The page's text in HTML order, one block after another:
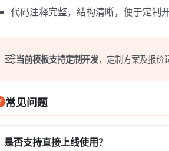
代码注释完整，结构清晰，便于定制
当前模板支持定制开发，定制方案及报价
常见问题
是否支持直接上线使用？